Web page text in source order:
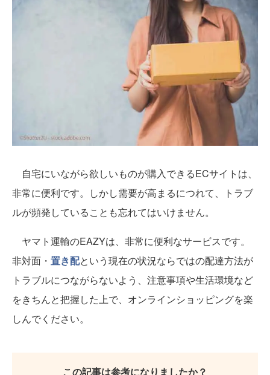
自宅にいながら欲しいものが購入できるECサイトは、
非常に便利です。しかし需要が高まるにつれて、トラブ
ルが頻発していることも忘れてはいけません。
ヤマト運輸のEAZYは、非常に便利なサービスです。
非対面・ 置き配という現在の状況ならではの配達方法が
トラブルにつながらないよう、注意事項や生活環境など
をきちんと把握した上で、オンラインショッピングを楽
しんでください。
この記事は参考になりましたか？